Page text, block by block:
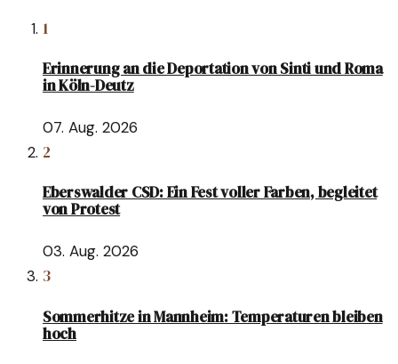
1
Erinnerung an die Deportation von Sinti und Roma
in Köln-Deutz
07. Aug. 2026
2
Eberswalder CSD: Ein Fest voller Farben, begleitet
von Protest
03. Aug. 2026
3
Sommerhitze in Mannheim: Temperaturen bleiben
hoch